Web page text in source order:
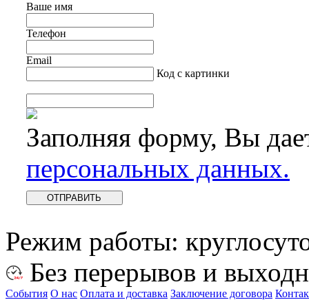
Ваше имя
Телефон
Email
Код с картинки
Заполняя форму, Вы
персональных данных.
Режим работы:
Без перерывов и
События О нас Оплата и доставка Заключение договора